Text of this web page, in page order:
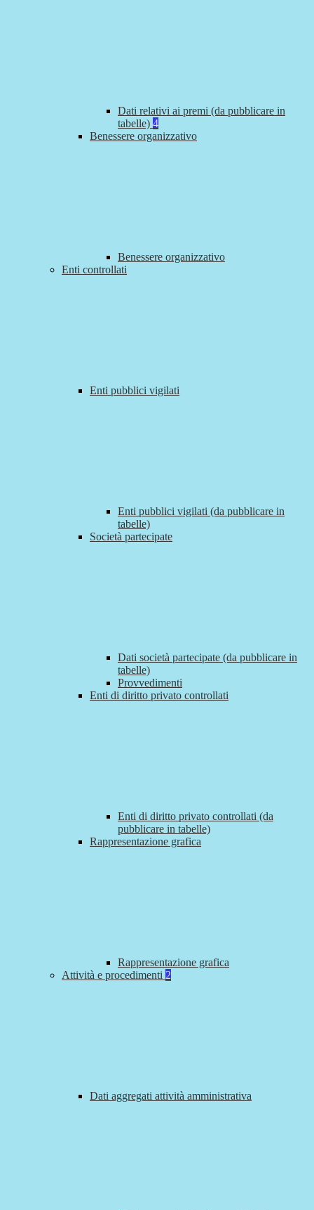
Dati relativi ai premi (da pubblicare in
tabelle) 4
Benessere organizzativo
Benessere organizzativo
Enti controllati
Enti pubblici vigilati
Enti pubblici vigilati (da pubblicare in
tabelle)
Società partecipate
Dati società partecipate (da pubblicare in
tabelle)
Provvedimenti
Enti di diritto privato controllati
Enti di diritto privato controllati (da
pubblicare in tabelle)
Rappresentazione grafica
Rappresentazione grafica
Attività e procedimenti 2
Dati aggregati attività amministrativa